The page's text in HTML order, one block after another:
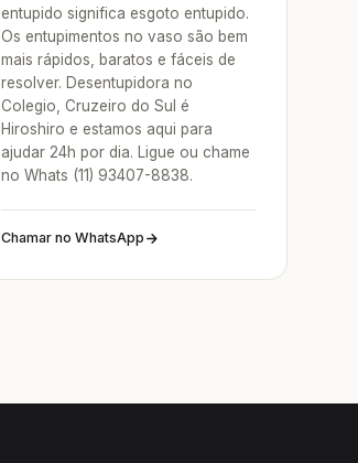
entupido significa esgoto entupido.
Os entupimentos no vaso são bem
mais rápidos, baratos e fáceis de
resolver. Desentupidora no
Colegio, Cruzeiro do Sul é
Hiroshiro e estamos aqui para
ajudar 24h por dia. Ligue ou chame
no Whats (11) 93407-8838.
Chamar no WhatsApp